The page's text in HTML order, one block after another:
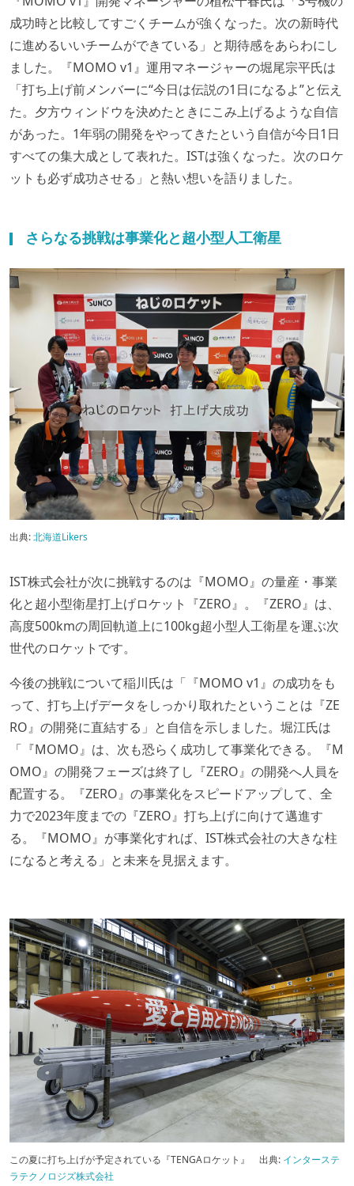
成功時と比較してすごくチームが強くなった。次の新時代
に進めるいいチームができている」と期待感をあらわにし
ました。『MOMO v1』運用マネージャーの堀尾宗平氏は
「打ち上げ前メンバーに“今日は伝説の1日になるよ”と伝え
た。夕方ウィンドウを決めたときにこみ上げるような自信
があった。1年弱の開発をやってきたという自信が今日1日
すべての集大成として表れた。ISTは強くなった。次のロケ
ットも必ず成功させる」と熱い想いを語りました。
さらなる挑戦は事業化と超小型人工衛星
出典:北海道Likers
IST株式会社が次に挑戦するのは『MOMO』の量産・事業
化と超小型衛星打上げロケット『ZERO』。『ZERO』は、
高度500kmの周回軌道上に100kg超小型人工衛星を運ぶ次
世代のロケットです。
今後の挑戦について稲川氏は「『MOMO v1』の成功をも
って、打ち上げデータをしっかり取れたということは『ZE
RO』の開発に直結する」と自信を示しました。堀江氏は
「『MOMO』は、次も恐らく成功して事業化できる。『M
OMO』の開発フェーズは終了し『ZERO』の開発へ人員を
配置する。『ZERO』の事業化をスピードアップして、全
力で2023年度までの『ZERO』打ち上げに向けて邁進す
る。『MOMO』が事業化すれば、IST株式会社の大きな柱
になると考える」と未来を見据えます。
この夏に打ち上げが予定されている『TENGAロケット』 出典: インターステ
ラテクノロジズ株式会社